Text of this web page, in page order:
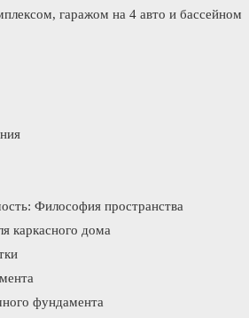
гаражом на 4 авто и бассейном
Философия пространства
каркасного дома
фундамента